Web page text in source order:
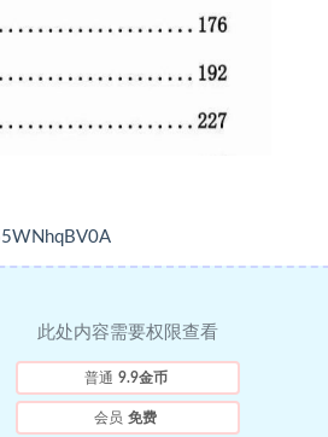
此处内容需要权限查看
普通 9.9金币
会员 免费